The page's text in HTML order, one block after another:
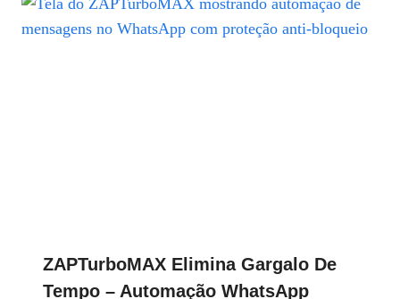
ZAPTurboMAX Elimina Gargalo De
Tempo – Automação WhatsApp